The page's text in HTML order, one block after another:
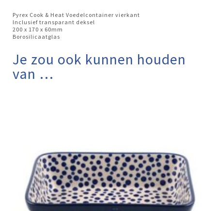
Pyrex Cook & Heat Voedelcontainer vierkant
Inclusief transparant deksel
200 x 170 x 60mm
Borosilicaatglas
Je zou ook kunnen houden
van …